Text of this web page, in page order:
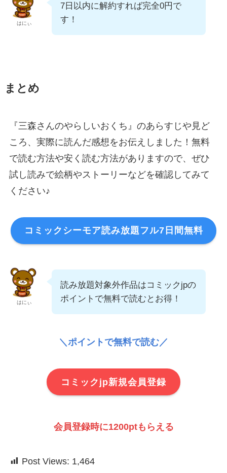
はにぃ
7日以内に解約すれば完全0円で
す！
まとめ
『三森さんのやらしいおくち』のあらすじや見ど
ころ、実際に読んだ感想をお伝えしました！無料
で読む方法や安く読む方法がありますので、ぜひ
試し読みで絵柄やストーリーなどを確認してみて
ください♪
コミックシーモア読み放題フル7日間無料
はにぃ
読み放題対象外作品はコミックjpの
ポイントで無料で読むとお得！
＼ポイントで無料で読む／
コミックjp新規会員登録
会員登録時に1200ptもらえる
Post Views: 1,464